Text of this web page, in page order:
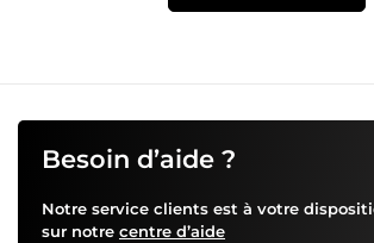
Besoin d’aide ?
Notre service clients est à votre
sur notre centre d’aide